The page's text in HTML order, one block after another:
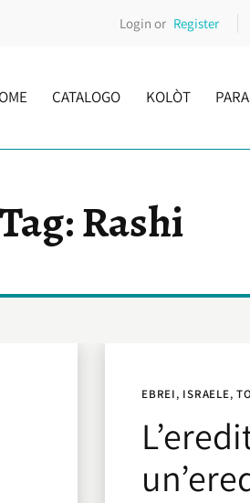
Login or Register
CATALOGO KOLÒT
Tag: Rashi
EBREI, ISRAELE,